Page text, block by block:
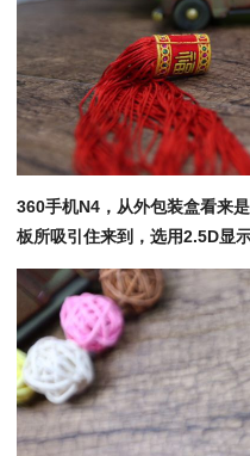
360手机N4，从外包装盒看来
板所吸引住来到，选用2.5D显